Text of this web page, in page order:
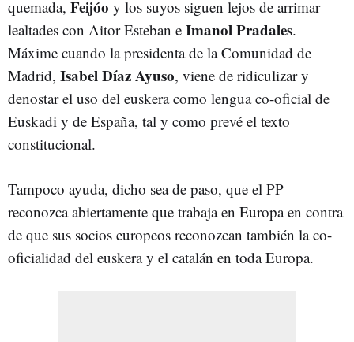
quemada, Feijóo y los suyos siguen lejos de arrimar
lealtades con Aitor Esteban e Imanol Pradales.
Máxime cuando la presidenta de la Comunidad de
Madrid, Isabel Díaz Ayuso, viene de ridiculizar y
denostar el uso del euskera como lengua co-oficial de
Euskadi y de España, tal y como prevé el texto
constitucional.
Tampoco ayuda, dicho sea de paso, que el PP
reconozca abiertamente que trabaja en Europa en contra
de que sus socios europeos reconozcan también la co-
oficialidad del euskera y el catalán en toda Europa.